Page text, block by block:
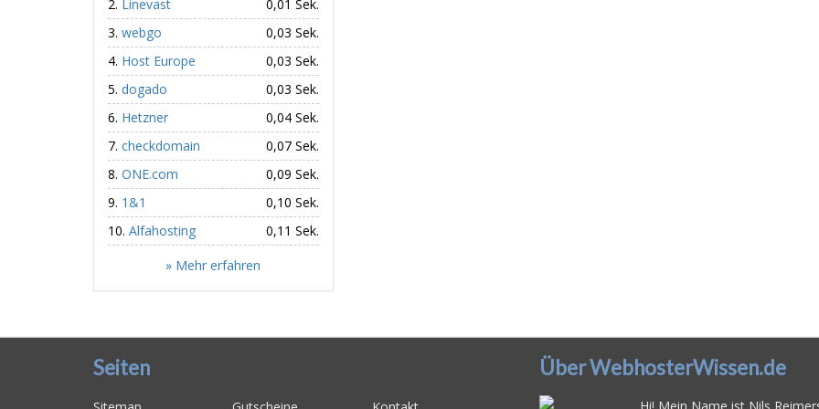
Linevast
0,01 Sek.
webgo
0,03 Sek.
Host Europe
0,03 Sek.
dogado
0,03 Sek.
Hetzner
0,04 Sek.
checkdomain
0,07 Sek.
ONE.com
0,09 Sek.
1&1
0,10 Sek.
Alfahosting
0,11 Sek.
» Mehr erfahren
Seiten Über WebhosterWissen.de